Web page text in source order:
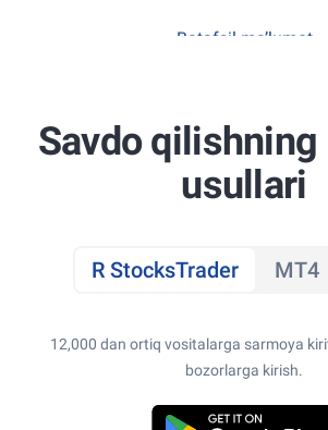
Batafsil ma’lumot
Savdo qilishning
usullari
R StocksTrader MT4
12,000 dan ortiq vositalarga sarmoya
bozorlarga kirish.